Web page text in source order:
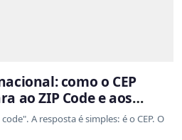
como o CEP
ao ZIP Code e aos
A resposta é simples: é o CEP. O